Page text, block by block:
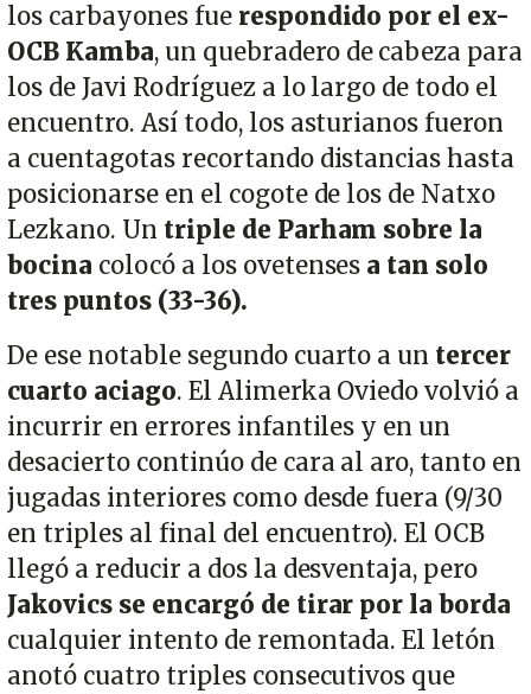
los carbayones fue respondido por el ex-
OCB Kamba, un quebradero de cabeza para
los de Javi Rodríguez a lo largo de todo el
encuentro. Así todo, los asturianos fueron
a cuentagotas recortando distancias hasta
posicionarse en el cogote de los de Natxo
Lezkano. Un triple de Parham sobre la
bocina colocó a los ovetenses a tan solo
tres puntos (33-36).
De ese notable segundo cuarto a un tercer
cuarto aciago. El Alimerka Oviedo volvió a
incurrir en errores infantiles y en un
desacierto continúo de cara al aro, tanto en
jugadas interiores como desde fuera (9/30
en triples al final del encuentro). El OCB
llegó a reducir a dos la desventaja, pero
Jakovics se encargó de tirar por la borda
cualquier intento de remontada. El letón
anotó cuatro triples consecutivos que